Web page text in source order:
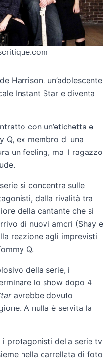
Harrison, un’adolescente
Instant Star e diventa
con un’etichetta e
Q, ex membro di una
un feeling, ma il ragazzo
si concentra sulle
dalla rivalità tra
della cantante che si
di nuovi amori (Shay e
reazione agli imprevisti
Q.
della serie, i
lo show dopo 4
avrebbe dovuto
A nulla è servita la
i protagonisti della serie tv
nella carrellata di foto